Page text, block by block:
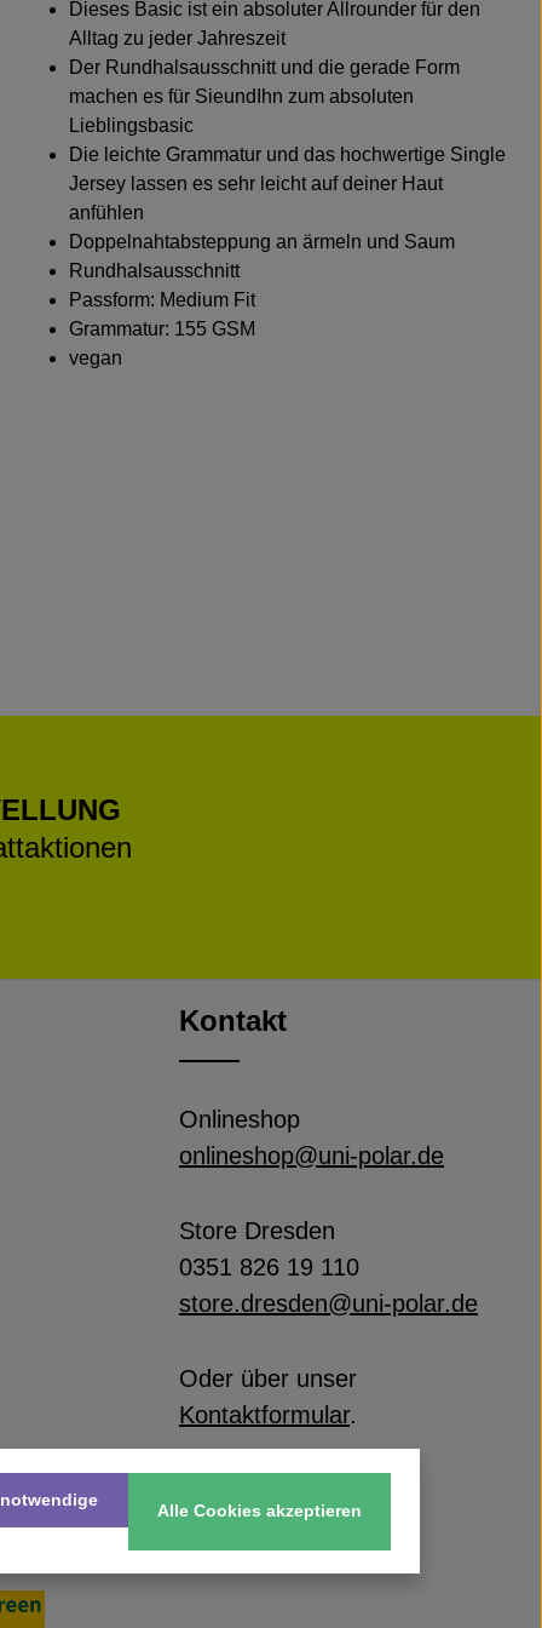
Dieses Basic ist ein absoluter Allrounder für den
Alltag zu jeder Jahreszeit
Der Rundhalsausschnitt und die gerade Form
machen es für SieundIhn zum absoluten
Lieblingsbasic
Die leichte Grammatur und das hochwertige Single
Jersey lassen es sehr leicht auf deiner Haut
anfühlen
Doppelnahtabsteppung an ärmeln und Saum
Rundhalsausschnitt
Passform: Medium Fit
Grammatur: 155 GSM
vegan
Kontakt
Onlineshop
onlineshop@uni-polar.de
Store Dresden
0351 826 19 110
store.dresden@uni-polar.de
Oder über unser
Kontaktformular.
Alle Cookies akzeptieren